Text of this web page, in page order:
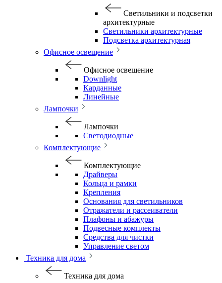
Светильники и подсветки
архитектурные
Светильники архитектурные
Подсветка архитектурная
Офисное освещение
Офисное освещение
Downlight
Карданные
Линейные
Лампочки
Лампочки
Светодиодные
Комплектующие
Комплектующие
Драйверы
Кольца и рамки
Крепления
Основания для светильников
Отражатели и рассеиватели
Плафоны и абажуры
Подвесные комплекты
Средства для чистки
Управление светом
Техника для дома
Техника для дома